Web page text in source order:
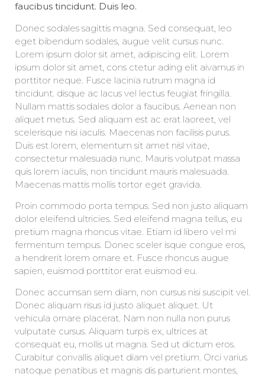
faucibus tincidunt. Duis leo.
Donec sodales sagittis magna. Sed consequat, leo
eget bibendum sodales, augue velit cursus nunc.
Lorem ipsum dolor sit amet, adipiscing elit. Lorem
ipsum dolor sit amet, cons ctetur ading elit aivamus in
porttitor neque. Fusce lacinia rutrum magna id
tincidunt. disque ac lacus vel lectus feugiat fringilla.
Nullam mattis sodales dolor a faucibus. Aenean non
aliquet metus. Sed aliquam est ac erat laoreet, vel
scelerisque nisi iaculis. Maecenas non facilisis purus.
Duis est lorem, elementum sit amet nisl vitae,
consectetur malesuada nunc. Mauris volutpat massa
quis lorem iaculis, non tincidunt mauris malesuada.
Maecenas mattis mollis tortor eget gravida.
Proin commodo porta tempus. Sed non justo aliquam
dolor eleifend ultricies. Sed eleifend magna tellus, eu
pretium magna rhoncus vitae. Etiam id libero vel mi
fermentum tempus. Donec sceler isque congue eros,
a hendrerit lorem ornare et. Fusce rhoncus augue
sapien, euismod porttitor erat euismod eu.
Donec accumsan sem diam, non cursus nisi suscipit vel.
Donec aliquam risus id justo aliquet aliquet. Ut
vehicula ornare placerat. Nam non nulla non purus
vulputate cursus. Aliquam turpis ex, ultrices at
consequat eu, mollis ut magna. Sed ut dictum eros.
Curabitur convallis aliquet diam vel pretium. Orci varius
natoque penatibus et magnis dis parturient montes,